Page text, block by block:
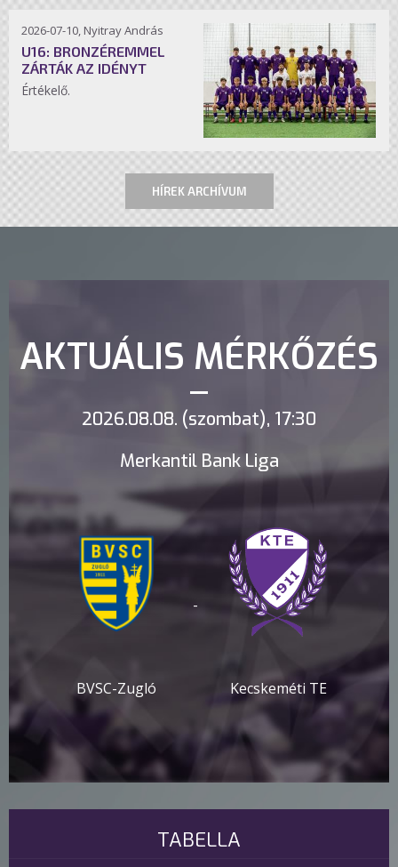
2026-07-10, Nyitray András
U16: BRONZÉREMMEL
ZÁRTÁK AZ IDÉNYT
Értékelő.
HÍREK ARCHÍVUM
AKTUÁLIS MÉRKŐZÉS
2026.08.08. (szombat), 17:30
Merkantil Bank Liga
BVSC-Zugló
-
Kecskeméti TE
TABELLA